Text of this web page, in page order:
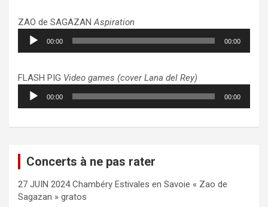
ZAO de SAGAZANAspiration
Lecteur
audio
00:00 00:00
FLASH PIG Video games (cover Lana del Rey)
Lecteur
audio
00:00 00:00
Concerts à ne pas rater
27 JUIN 2024 Chambéry Estivales en Savoie « Zao de
Sagazan » gratos